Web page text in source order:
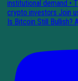
Is Bitcoin Still Bullish?